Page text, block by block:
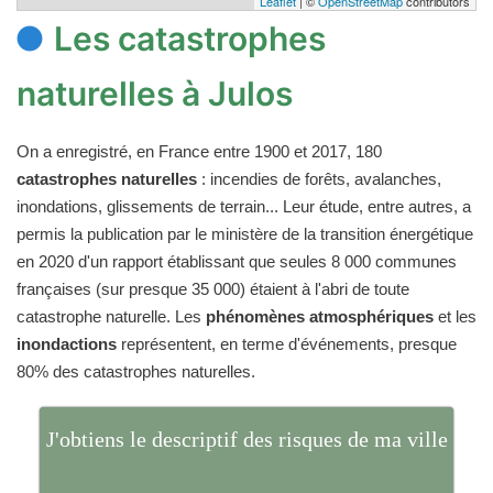
Les catastrophes
naturelles à Julos
On a enregistré, en France entre 1900 et 2017, 180
catastrophes naturelles : incendies de forêts, avalanches,
inondations, glissements de terrain... Leur étude, entre autres, a
permis la publication par le ministère de la transition énergétique
en 2020 d'un rapport établissant que seules 8 000 communes
françaises (sur presque 35 000) étaient à l'abri de toute
catastrophe naturelle. Les phénomènes atmosphériques et les
inondactions représentent, en terme d'événements, presque
80% des catastrophes naturelles.
J'obtiens le descriptif des risques de ma ville